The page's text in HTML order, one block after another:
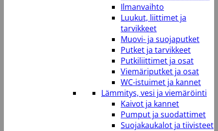
Ilmanvaihto
Luukut, liittimet ja
tarvikkeet
Muovi- ja suojaputket
Putket ja tarvikkeet
Putkiliittimet ja osat
Viemäriputket ja osat
WC-istuimet ja kannet
Lämmitys, vesi ja viemäröinti
Kaivot ja kannet
Pumput ja suodattimet
Suojakaukalot ja tiivisteet